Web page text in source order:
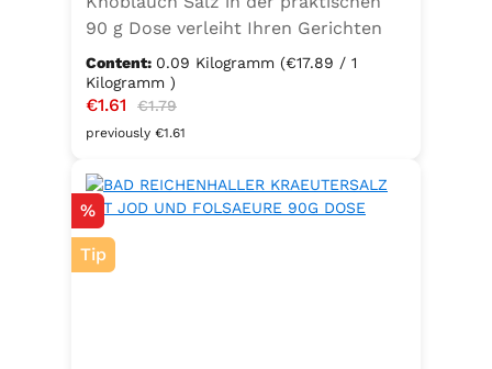
90 g Dose verleiht Ihren Gerichten
einen vollmundigen, aromatischen
Knoblauchgeschmack. Hergestellt
ohne Geschmacksverstärker, zu 100
% vegan und glutenfrei – ideal für
zum Würzen von Pasta, Fleisch,
Fisch, Gemüse und mediterranen
Speisen. Zutaten:Siedesalz, 10 %
Knoblauch, 5 % Kräuter und
Content: 0.09 Kilogramm (€17.89 / 1
Kilogramm )
Sale price:
€1.61 Regular price:
€1.79
previously €1.61
Discount
%
Tip